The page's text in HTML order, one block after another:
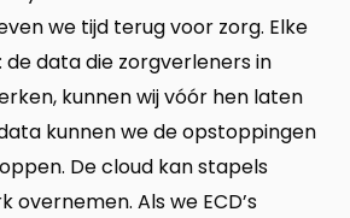
we tijd terug voor zorg. Elke
data die zorgverleners in
kunnen wij vóór hen laten
kunnen we de opstoppingen
De cloud kan stapels
Als we ECD’s